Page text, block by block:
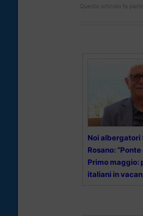
Questo articolo fa
Noi albergatori
Rosano:
Primo maggio:
italiani in